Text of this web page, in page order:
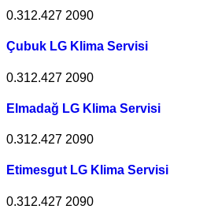
0.312.427 2090
Çubuk LG Klima Servisi
0.312.427 2090
Elmadağ LG Klima Servisi
0.312.427 2090
Etimesgut LG Klima Servisi
0.312.427 2090